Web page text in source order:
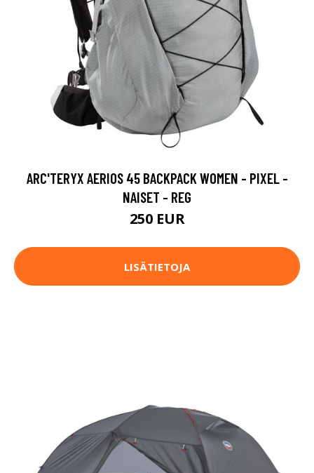
ARC'TERYX AERIOS 45 BACKPACK WOMEN - PIXEL -
NAISET - REG
250 EUR
LISÄTIETOJA